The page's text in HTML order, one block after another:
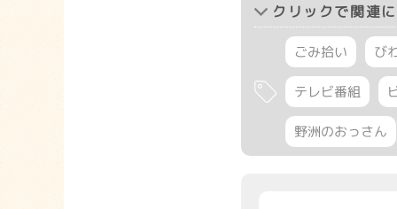
クリックで関連
ごみ拾い び
テレビ番組
野洲のおっさん